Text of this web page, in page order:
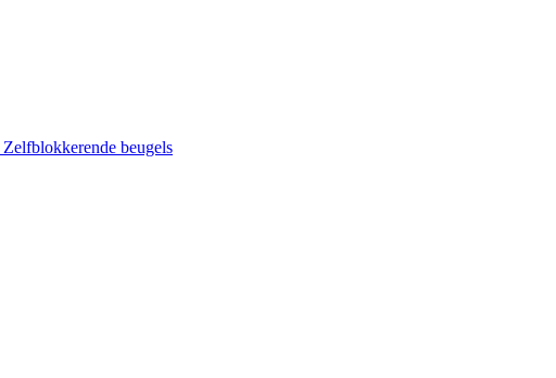
Zelfblokkerende beugels